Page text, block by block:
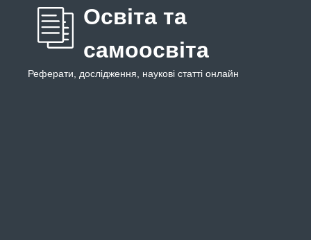
Освіта та
самоосвіта
Реферати, дослідження, наукові статті онлайн